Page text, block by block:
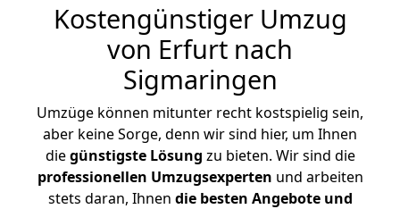
Kostengünstiger Umzug
von Erfurt nach
Sigmaringen
Umzüge können mitunter recht kostspielig sein,
aber keine Sorge, denn wir sind hier, um Ihnen
diegünstigste Lösung zu bieten. Wir sind die
professionellen Umzugsexperten und arbeiten
stets daran, Ihnen die besten Angebote und